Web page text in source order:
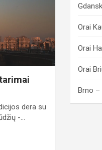
dera su
-…
Orai
Orai
Orai
Brno –